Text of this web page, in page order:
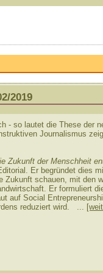
2019
- so lautet die These der
Journalismus
Zukunft der Menschheit
Er begründet dies
Zukunft schauen, mit den
Er formuliert
auf Social
reduziert wird. ...